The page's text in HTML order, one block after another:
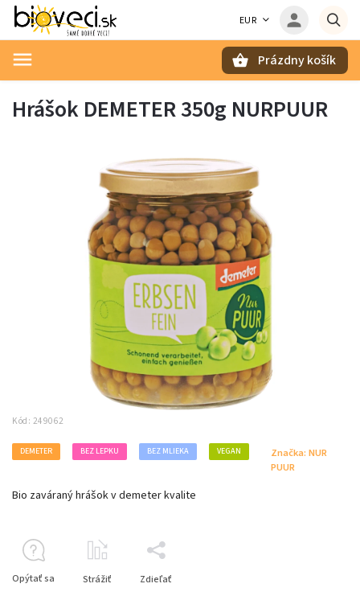
EUR
Prázdny košík
Hrášok DEMETER 350g NURPUUR
Kód: 249062
DEMETER BEZ LEPKU BEZ MLIEKA VEGAN Značka: NUR
PUUR
Bio zaváraný hrášok v demeter kvalite
Opýtať sa Strážiť Zdieľať